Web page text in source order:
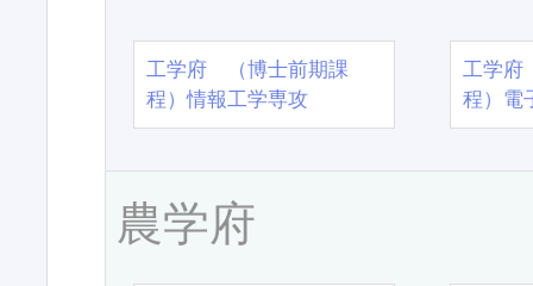
工学府 （博士前期課
程）情報工学専攻
工学
程）電
農学府